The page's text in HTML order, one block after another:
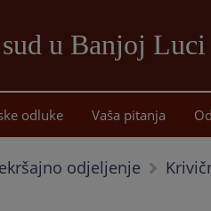
u Banjoj Luci
odluke Vaša pitanja
odjeljenje